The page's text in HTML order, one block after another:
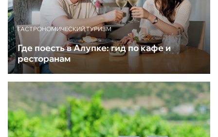
ГАСТРОНОМИЧЕСКИЙ ТУРИЗМ
Где поесть в Алупке: гид по кафе и
ресторанам